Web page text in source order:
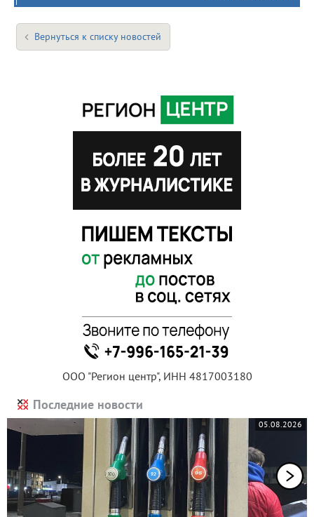
Вернуться к списку новостей
ООО "Регион центр", ИНН 4817003180
Последние новости
05.08.2026